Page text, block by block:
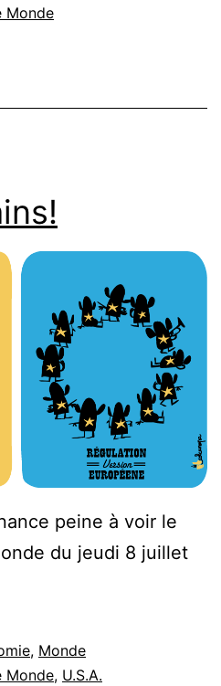
Monde
peine à voir le
du jeudi 8 juillet
, Monde
Monde, U.S.A.